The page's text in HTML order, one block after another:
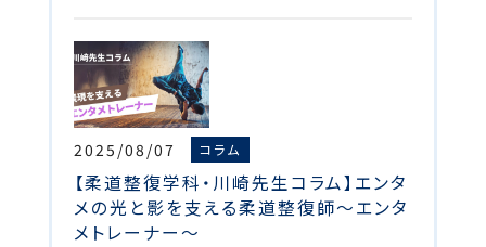
2025/08/07 コラム
【柔道整復学科・川崎先生コラム】エンタ
メの光と影を支える柔道整復師～エンタ
メトレーナー～